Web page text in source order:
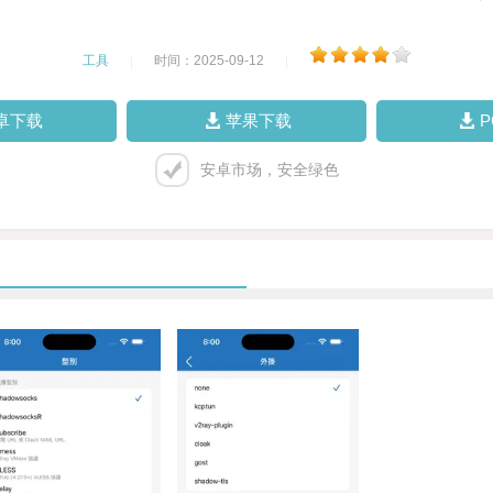
工具 时间：2025-09-12
下载 苹果下载
安卓市场，安全绿色